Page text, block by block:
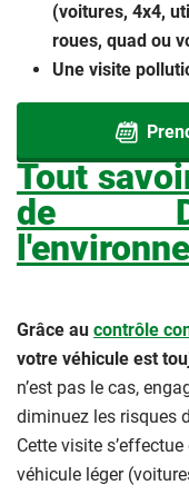
(voitures, 4x4,
roues, quad ou
Une visite
Contrôle
nos
En optant pour le
VERT vous
Tout
de
Grâce au contrôle
votre véhicule est
n’est pas le cas,
diminuez les risques
Cette visite
véhicule léger